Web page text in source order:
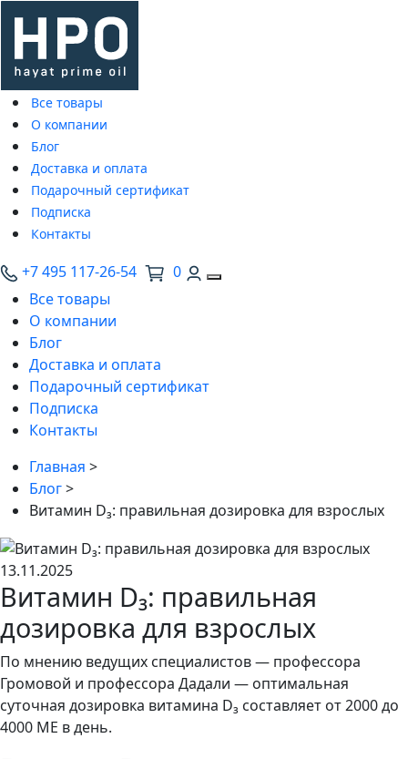
Все товары
О компании
Блог
Доставка и оплата
Подарочный сертификат
Подписка
Контакты
+7 495 117-26-54
0
Все товары
О компании
Блог
Доставка и оплата
Подарочный сертификат
Подписка
Контакты
Главная >
Блог>
Витамин D₃: правильная дозировка для взрослых
13.11.2025
Витамин D₃: правильная
дозировка для взрослых
По мнению ведущих специалистов — профессора
Громовой и профессора Дадали — оптимальная
суточная дозировка витамина D₃ составляет от 2000 до
4000 МЕ в день.